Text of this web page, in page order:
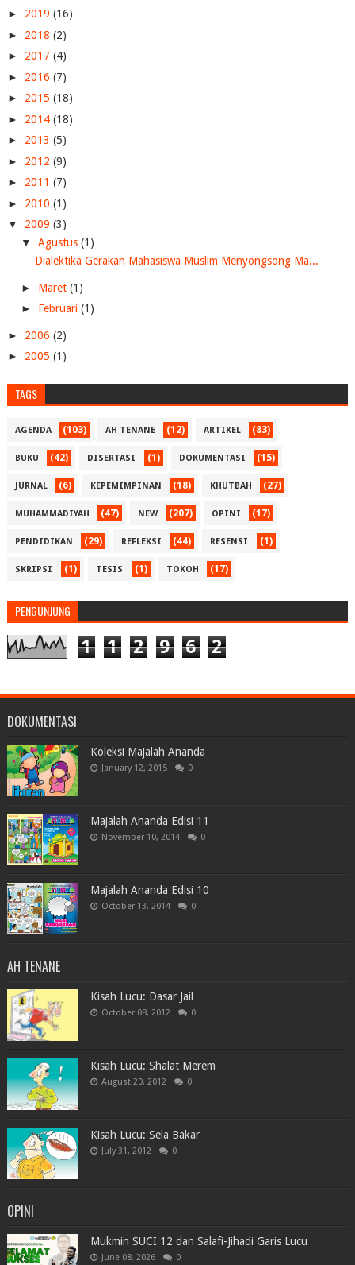
► 2019 (16)
► 2018 (2)
► 2017 (4)
► 2016 (7)
► 2015 (18)
► 2014 (18)
► 2013 (5)
► 2012 (9)
► 2011 (7)
► 2010 (1)
▼ 2009 (3)
▼ Agustus (1)
Dialektika Gerakan Mahasiswa Muslim Menyongsong Ma...
► Maret (1)
► Februari (1)
► 2006 (2)
► 2005 (1)
TAGS
AGENDA (103) AH TENANE (12) ARTIKEL (83)
BUKU (42) DISERTASI (1) DOKUMENTASI (15)
JURNAL (6) KEPEMIMPINAN (18) KHUTBAH (27)
MUHAMMADIYAH (47) NEW (207) OPINI (17)
PENDIDIKAN (29) REFLEKSI (44) RESENSI (1)
SKRIPSI (1) TESIS (1) TOKOH (17)
PENGUNJUNG
1 1 2 9 6 2
DOKUMENTASI
Koleksi Majalah Ananda
January 12, 2015 0
Majalah Ananda Edisi 11
November 10, 2014 0
Majalah Ananda Edisi 10
October 13, 2014 0
AH TENANE
Kisah Lucu: Dasar Jail
October 08, 2012 0
Kisah Lucu: Shalat Merem
August 20, 2012 0
Kisah Lucu: Sela Bakar
July 31, 2012 0
OPINI
Mukmin SUCI 12 dan Salafi-Jihadi Garis Lucu
June 08, 2026 0